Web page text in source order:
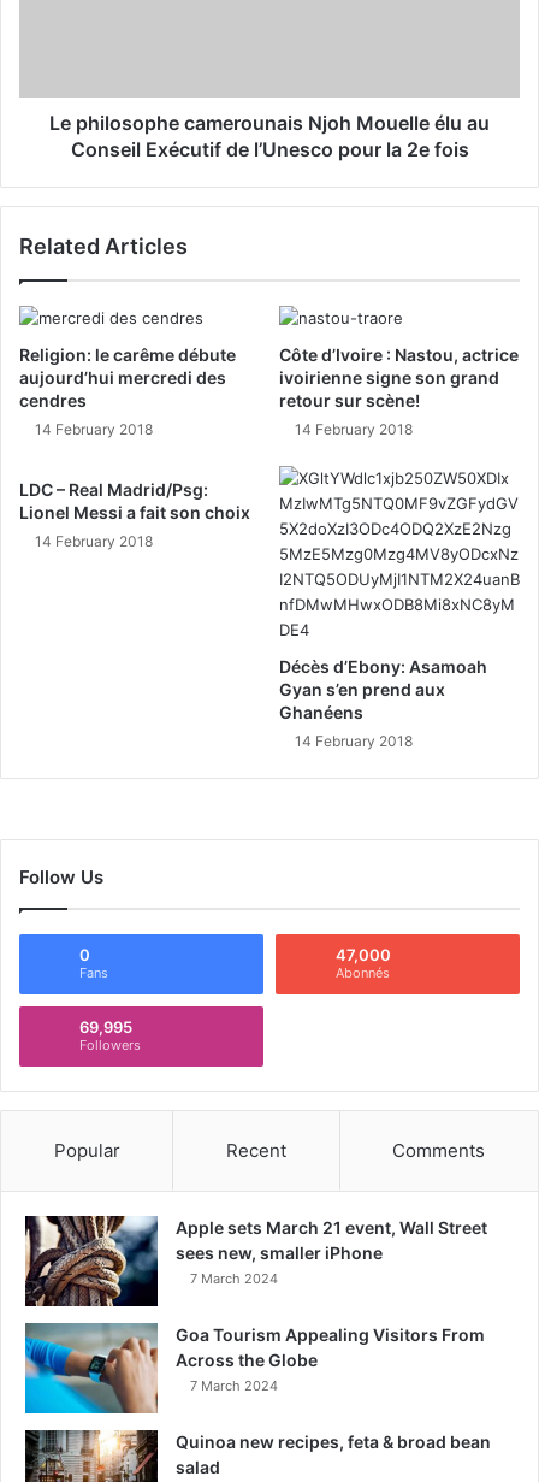
Le philosophe camerounais Njoh Mouelle élu au
Conseil Exécutif de l’Unesco pour la 2e fois
Related Articles
Religion: le carême débute
aujourd’hui mercredi des
cendres
14 February 2018
Côte d’Ivoire : Nastou, actrice
ivoirienne signe son grand
retour sur scène!
14 February 2018
LDC – Real Madrid/Psg:
Lionel Messi a fait son choix
14 February 2018
Décès d’Ebony: Asamoah
Gyan s’en prend aux
Ghanéens
14 February 2018
Follow Us
0
Fans
47,000
Abonnés
69,995
Followers
Popular Recent Comments
Apple sets March 21 event, Wall Street
sees new, smaller iPhone
7 March 2024
Goa Tourism Appealing Visitors From
Across the Globe
7 March 2024
Quinoa new recipes, feta & broad bean
salad